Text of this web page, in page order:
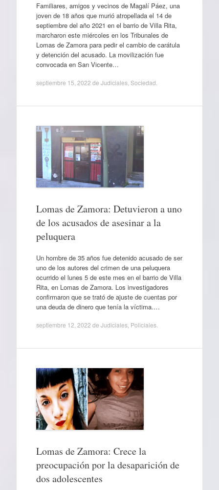
Familiares, amigos y vecinos de Magalí Páez, una
joven de 18 años que murió atropellada el 14 de
septiembre del año 2021 en el barrio de Villa Rita,
marcharon este miércoles en los Tribunales de
Lomas de Zamora para pedir el cambio de carátula
y detención del acusado. La movilización fue
convocada en San Vicente…
septiembre 15, 2022 de Judiciales, Sociedad
Lomas de Zamora: Detuvieron a uno
de los acusados de asesinar a la
peluquera
Un hombre de 35 años fue detenido acusado de ser
uno de los autores del crimen de una peluquera
ocurrido el lunes 5 de este mes en el barrio de Villa
Rita, en Lomas de Zamora. Los investigadores
confirmaron que se trató de ajuste de cuentas por
una deuda de dinero que tenía la víctima.…
septiembre 12, 2022 de Judiciales, Policiales.
Lomas de Zamora: Crece la
preocupación por la desaparición de
dos adolescentes